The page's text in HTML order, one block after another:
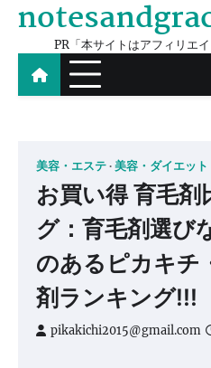
Skip
contentPR「本サイトはアフィリエ
美容・エステ 美容・ダイエット
お買い得 育毛剤
グ：育毛剤選び
のあるピカキチ
剤ランキング!!!
pikakichi2015@gmail.com